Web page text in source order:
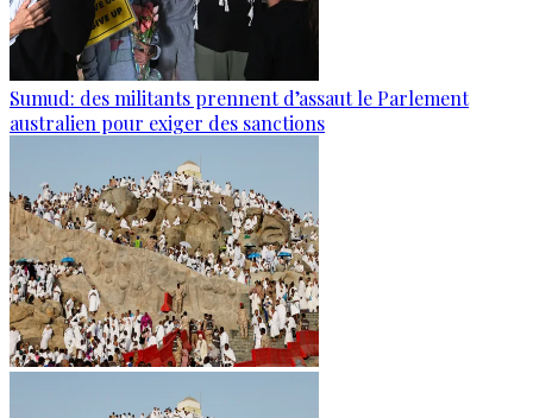
Sumud: des militants prennent d’assaut le Parlement
australien pour exiger des sanctions